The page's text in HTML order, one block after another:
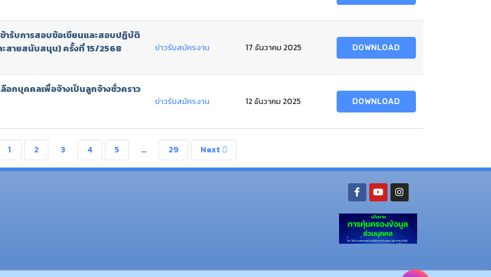
ารับการสอบข้อเขียนและสอบปฏิบัติ
ะสายสนับสนุน) ครั้งที่ 15/2568
ข่าวรับสมัครงาน 17 ธันวาคม 2025 DOWNLOAD
อกบุคคลเพื่อจ้างเป็นลูกจ้างชั่วคราว
ข่าวรับสมัครงาน 12 ธันวาคม 2025 DOWNLOAD
1 2 3 4 5 … 29 Next